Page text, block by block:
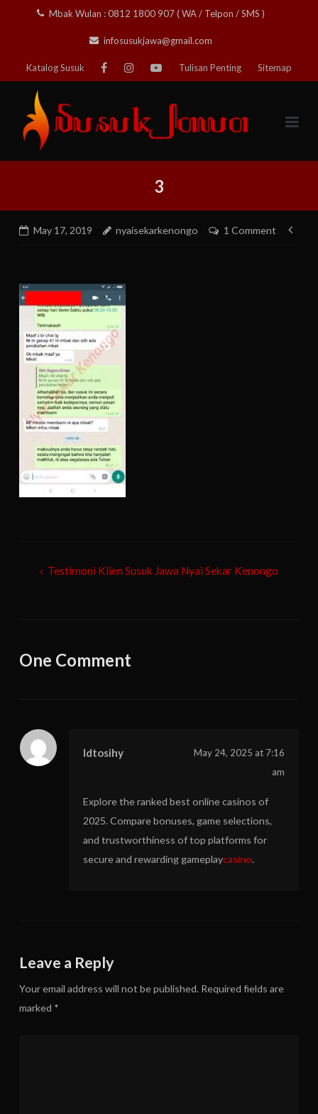
Mbak Wulan : 0812 1800 907 ( WA / Telpon / SMS )
infosusukjawa@gmail.com
Katalog Susuk Tulisan Penting Sitemap
3
May 17, 2019 nyaisekarkenongo 1 Comment
PostTestimoni Klien Susuk Jawa Nyai Sekar Kenongo
One Comment
Idtosihy
May 24, 2025 at 7:16
am
Explore the ranked best online casinos of
2025. Compare bonuses, game selections,
and trustworthiness of top platforms for
secure and rewarding gameplaycasino.
Leave a Reply
Your email address will not be published. Required fields are
marked *